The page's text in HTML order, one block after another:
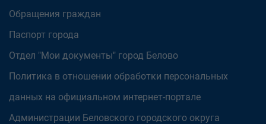
Обращения граждан
Паспорт города
Отдел "Мои документы" город Белово
Политика в отношении обработки персональных
данных на официальном интернет-портале
Администрации Беловского городского округа